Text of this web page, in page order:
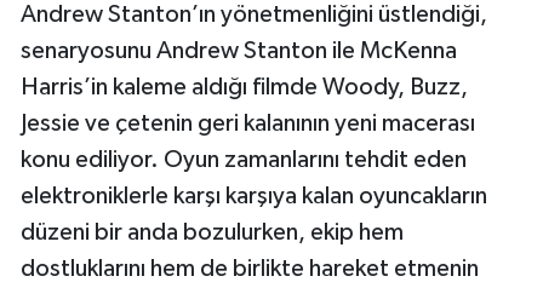
Andrew Stanton’ın yönetmenliğini üstlendiği,
senaryosunu Andrew Stanton ile McKenna
Harris’in kaleme aldığı filmde Woody, Buzz,
Jessie ve çetenin geri kalanının yeni macerası
konu ediliyor. Oyun zamanlarını tehdit eden
elektroniklerle karşı karşıya kalan oyuncakların
düzeni bir anda bozulurken, ekip hem
dostluklarını hem de birlikte hareket etmenin